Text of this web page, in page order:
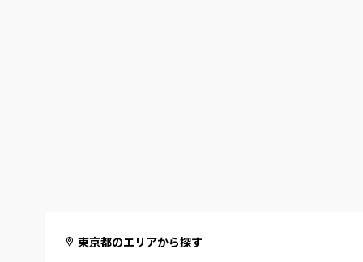
東京都のエリアから探す